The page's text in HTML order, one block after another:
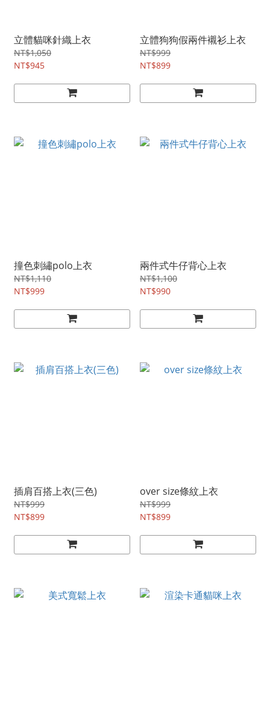
立體貓咪針織上衣
NT$1,050
NT$945
立體狗狗假兩件襯衫上衣
NT$999
NT$899
撞色刺繡polo上衣
NT$1,110
NT$999
兩件式牛仔背心上衣
NT$1,100
NT$990
插肩百搭上衣(三色)
NT$999
NT$899
over size條紋上衣
NT$999
NT$899